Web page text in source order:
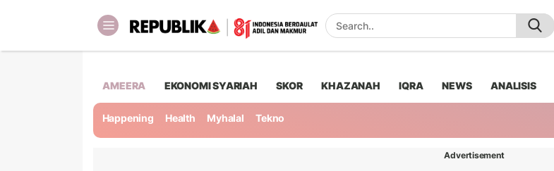
AMEERA EKONOMI SYARIAH SKOR KHAZANAH IQRA NEWS ANALISIS
Happening Health Myhalal Tekno
Advertisement